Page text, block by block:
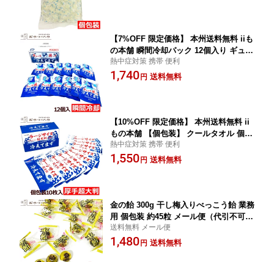
【7%OFF 限定価格】 本州送料無料 iiも
の本舗 瞬間冷却パック 12個入り ギュッ
と握って 冷えてます 熱中症対策 夏季の
災害対策 業務用
熱中症対策 携帯 便利
1,740 円 送料無料
【10%OFF 限定価格】 本州送料無料 ii
もの本舗 【個包装】 クールタオル 個包
装タイプ 10枚入り ラージサイズ 超大判
冷えてます 熱中症対策 業務用
熱中症対策 携帯 便利
1,550 円 送料無料
金の飴 300g 干し梅入りべっこう飴 業務
用 個包装 約45粒 メール便（代引不可）
熱中症対策 塩分補給 種なし 梅 キャン
ディー 直火炊き ぬちまーす使用
送料無料 メール便
1,480 円 送料無料